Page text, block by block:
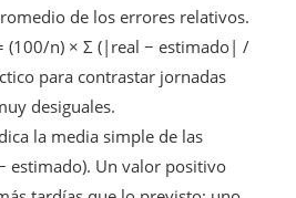
de los errores relativos.
(100/n) × Σ (|real − estimado| /
para contrastar jornadas
desiguales.
la media simple de las
estimado). Un valor positivo